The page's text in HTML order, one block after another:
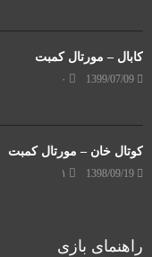
کابال – مورتال کمبت
1399/07/09 ۰
کوتال خان – مورتال کمبت
1398/09/19 ۱
راهنمای بازی